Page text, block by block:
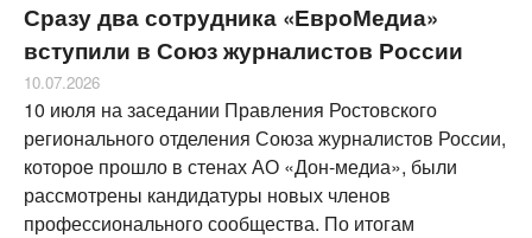
Сразу два сотрудника «ЕвроМедиа»
вступили в Союз журналистов России
10.07.2026
10 июля на заседании Правления Ростовского
регионального отделения Союза журналистов России,
которое прошло в стенах АО «Дон-медиа», были
рассмотрены кандидатуры новых членов
профессионального сообщества. По итогам